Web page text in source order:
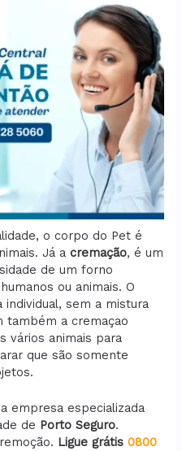
o corpo do Pet é
Já acremação, é um
de um forno
ou animais. O
sem a mistura
também a cremaçao
vários animais para
que são somente
empresa especializada
de Porto Seguro.
Ligue grátis0800